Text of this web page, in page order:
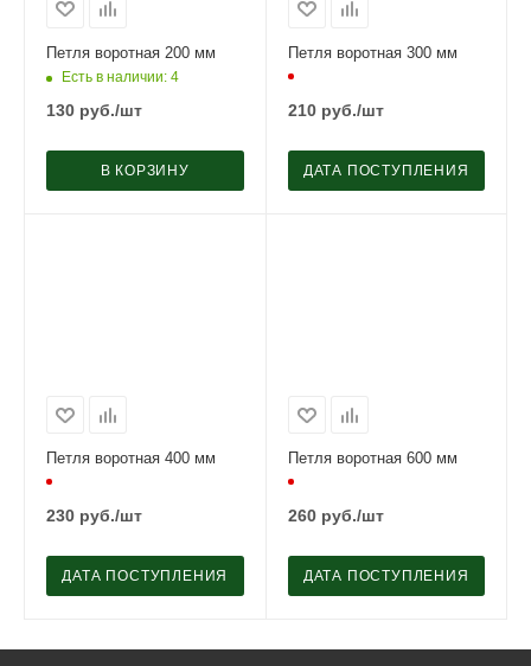
Петля воротная 200 мм
Есть в наличии: 4
130 руб./шт
В КОРЗИНУ
Петля воротная 300 мм
210руб./шт
ДАТА ПОСТУПЛЕНИЯ
Петля воротная 400 мм
230 руб./шт
ДАТА ПОСТУПЛЕНИЯ
Петля воротная 600 мм
260руб./шт
ДАТА ПОСТУПЛЕНИЯ